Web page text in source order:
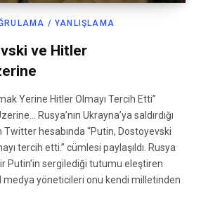
/ YANLIŞLAMA
ve Hitler
Yerine Hitler Olmayı Tercih Etti”
Rusya’nın Ukrayna’ya saldırdığı
hesabında “Putin, Dostoyevski
tercih etti.” cümlesi paylaşıldı. Rusya
Putin’in sergilediği tutumu eleştiren
yöneticileri onu kendi milletinden